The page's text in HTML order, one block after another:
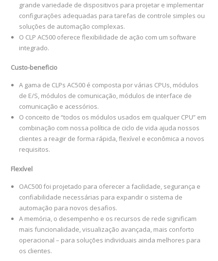
grande variedade de dispositivos para projetar e implementar
configurações adequadas para tarefas de controle simples ou
soluções de automação complexas.
O CLP AC500 oferece flexibilidade de ação com um software
integrado.
Custo-beneficio
A gama de CLPs AC500 é composta por várias CPUs, módulos
de E/S, módulos de comunicação, módulos de interface de
comunicação e acessórios.
O conceito de “todos os módulos usados ​​em qualquer CPU” em
combinação com nossa política de ciclo de vida ajuda nossos
clientes a reagir de forma rápida, flexível e econômica a novos
requisitos.
Flexível
OAC500 foi projetado para oferecer a facilidade, segurança e
confiabilidade necessárias para expandir o sistema de
automação para novos desafios.
A memória, o desempenho e os recursos de rede significam
mais funcionalidade, visualização avançada, mais conforto
operacional – para soluções individuais ainda melhores para
os clientes.